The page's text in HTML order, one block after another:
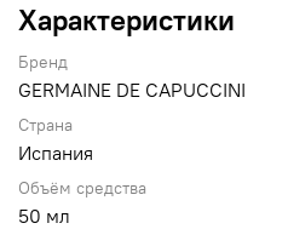
Характеристики
Бренд
GERMAINE DE CAPUCCINI
Страна
Испания
Объём средства
50 мл